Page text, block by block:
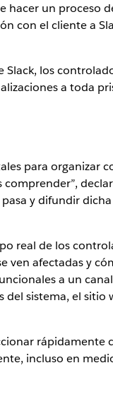
hacer un proceso
con el cliente a
Slack, los
a toda
para organizar
y difundir
real de los
ven afectadas y
a un
sistema, el sitio
rápidamente
incluso en